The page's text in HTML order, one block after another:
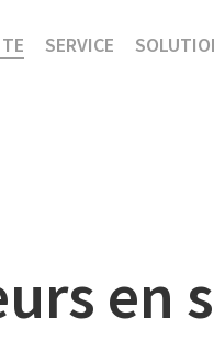
SERVICE
en